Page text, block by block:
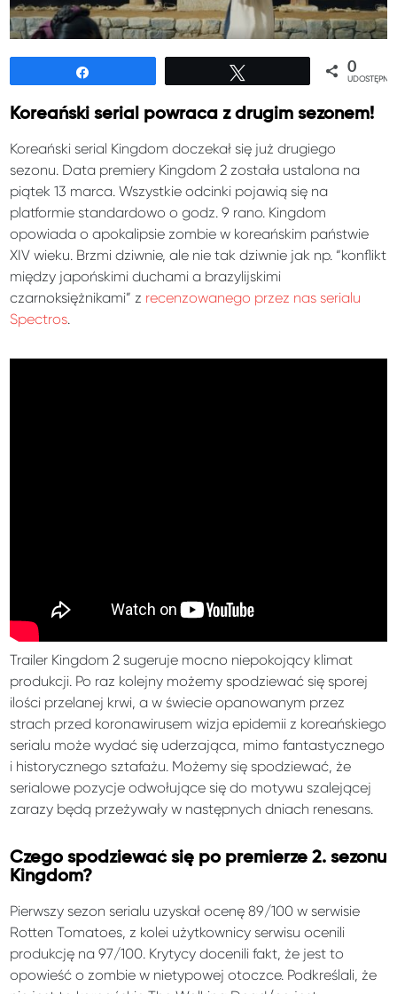
0
Koreański serial powraca z drugim sezonem!
Koreański serial Kingdom doczekał się już drugiego
sezonu. Data premiery Kingdom 2 została ustalona na
piątek 13 marca. Wszystkie odcinki pojawią się na
platformie standardowo o godz. 9 rano. Kingdom
opowiada o apokalipsie zombie w koreańskim państwie
XIV wieku. Brzmi dziwnie, ale nie tak dziwnie jak np. “konflikt
między japońskimi duchami a brazylijskimi
czarnoksiężnikami” z recenzowanego przez nas serialu
Spectros.
Trailer Kingdom 2 sugeruje mocno niepokojący klimat
produkcji. Po raz kolejny możemy spodziewać się sporej
ilości przelanej krwi, a w świecie opanowanym przez
strach przed koronawirusem wizja epidemii z koreańskiego
serialu może wydać się uderzająca, mimo fantastycznego
i historycznego sztafażu. Możemy się spodziewać, że
serialowe pozycje odwołujące się do motywu szalejącej
zarazy będą przeżywały w następnych dniach renesans.
Czego spodziewać się po premierze 2. sezonu
Kingdom?
Pierwszy sezon serialu uzyskał ocenę 89/100 w serwisie
Rotten Tomatoes, z kolei użytkownicy serwisu ocenili
produkcję na 97/100. Krytycy docenili fakt, że jest to
opowieść o zombie w nietypowej otoczce. Podkreślali, że